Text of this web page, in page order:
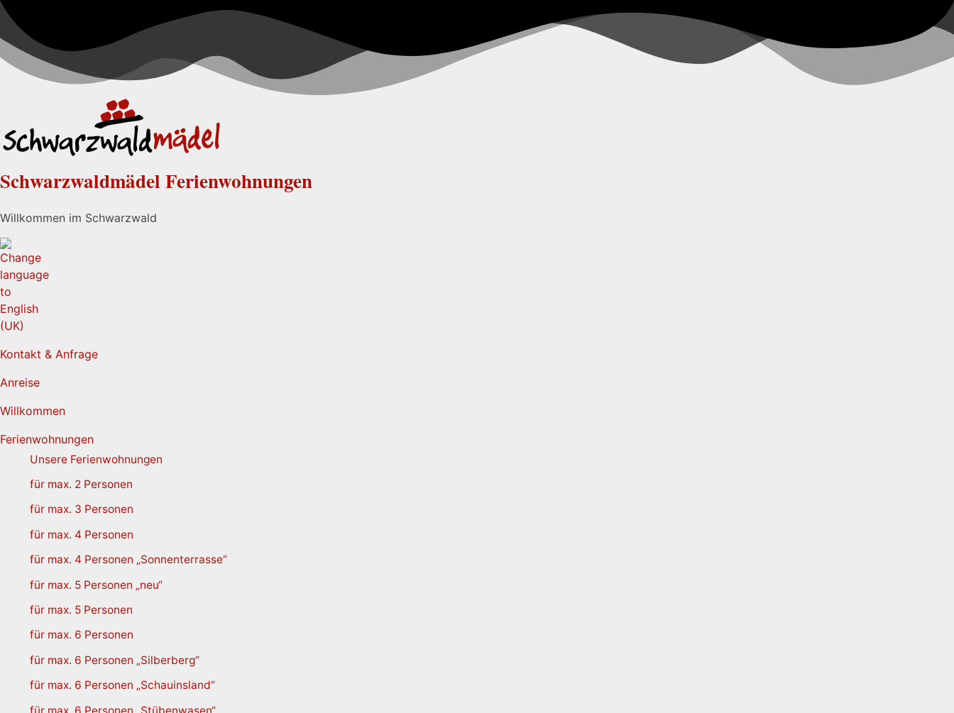
Schwarzwaldmädel Ferienwohnungen
Willkommen im Schwarzwald
Kontakt & Anfrage
Anreise
Willkommen
Ferienwohnungen
Unsere Ferienwohnungen
für max. 2 Personen
für max. 3 Personen
für max. 4 Personen
für max. 4 Personen „Sonnenterrasse“
für max. 5 Personen „neu“
für max. 5 Personen
für max. 6 Personen
für max. 6 Personen „Silberberg“
für max. 6 Personen „Schauinsland“
für max. 6 Personen „Stübenwasen“